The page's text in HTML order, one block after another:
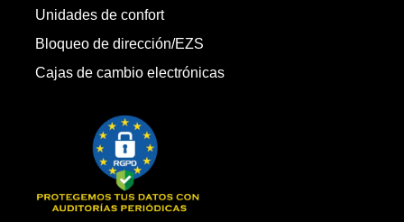
Unidades de confort
Bloqueo de dirección/EZS
Cajas de cambio electrónicas